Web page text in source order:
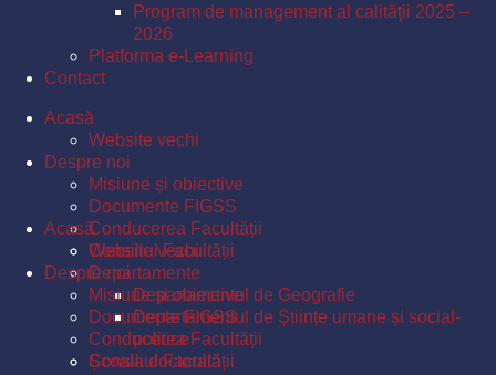
Program de management al calităţii 2025 –
2026
Platforma e-Learning
Contact
Acasă
Website vechi
Despre noi
Misiune și obiective
Documente FIGSS
Conducerea Facultății
Consiliul Facultății
Departamente
Departamentul de Geografie
Departamentul de Științe umane și social-
politice
Școala doctorală
Acasă
Website vechi
Despre noi
Misiune și obiective
Documente FIGSS
Conducerea Facultății
Consiliul Facultății